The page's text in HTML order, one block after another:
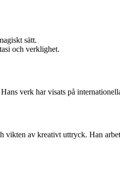
sätt.
och verklighet.
verk har visats på
vikten av kreativt uttryck. Han